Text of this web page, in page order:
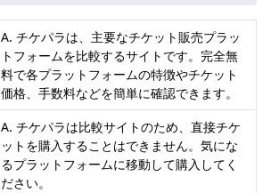
A. チケパラは、主要なチケット販売プラッ
トフォームを比較するサイトです。完全無
料で各プラットフォームの特徴やチケット
価格、手数料などを簡単に確認できます。
A. チケパラは比較サイトのため、直接チケ
ットを購入することはできません。気にな
るプラットフォームに移動して購入してく
ださい。